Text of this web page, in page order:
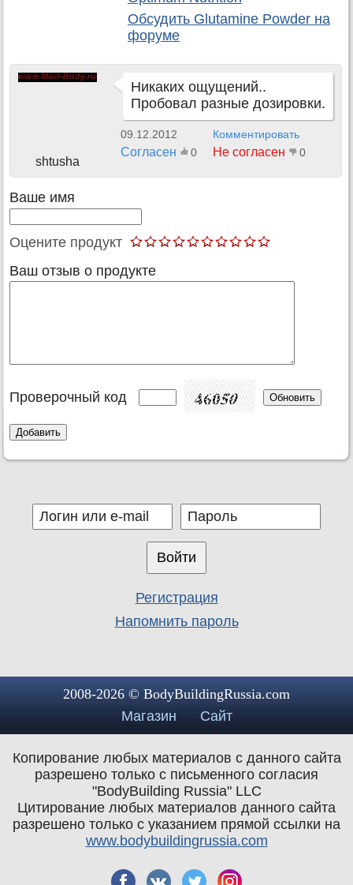
Обсудить Glutamine Powder на
форуме
shtusha
Никаких ощущений..
Пробовал разные дозировки.
09.12.2012 Комментировать
Согласен 0 Не согласен 0
Ваше имя
Оцените продукт
Ваш отзыв о продукте
Проверочный код
Регистрация
Напомнить пароль
2008-2026 © BodyBuildingRussia.com
Магазин
Сайт
Копирование любых материалов с данного сайта
разрешено только с письменного согласия
"BodyBuilding Russia" LLC
Цитирование любых материалов данного сайта
разрешено только с указанием прямой ссылки на
www.bodybuildingrussia.com